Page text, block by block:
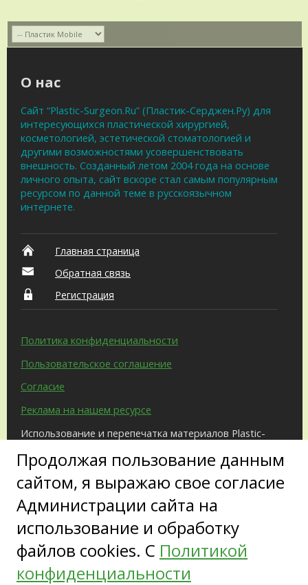
Продолжая пользование данным
сайтом, я выражаю свое согласие
Администрации сайта на
использование и обработку
файлов cookies. С Политикой
конфиденциальности
О нас
Сайт “Plastic-Surgeon.Ru” (Пластик-Серджен.Ру) для
интересующихся пластической хирургией,
косметологией, эстетической стоматологией и
другими возможностями усовершенствовать
внешность. Созданный летом 2004 года на основе
личного опыта, сайт вскоре стал самым популярным
ресурсом по данной теме в русскоязычном
интернете.
Главная страница
Обратная связь
Регистрация
Политика конфиденциальности
Пользовательское соглашение
Согласие
Реклама на нашем ресурсе
Использование и перепечатка материалов Plastic-
разрешения администрации и при наличии
активной ссылки на источник.